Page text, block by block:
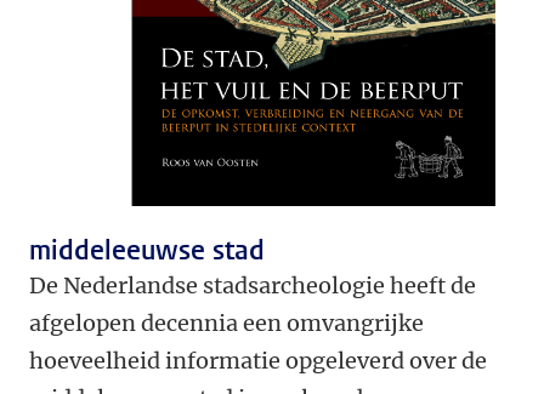
middeleeuwse stad
De Nederlandse stadsarcheologie heeft de
afgelopen decennia een omvangrijke
hoeveelheid informatie opgeleverd over de